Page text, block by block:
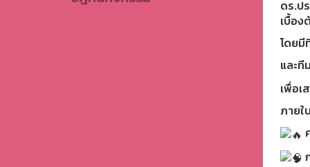
ดร.ป
เบื้อง
โดยมี
และที
เพื่อเ
ภาย